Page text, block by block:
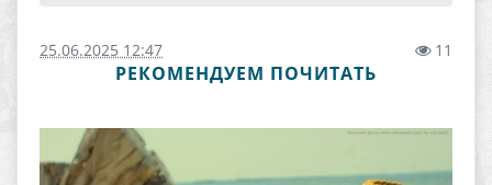
25.06.2025 12:47 11
РЕКОМЕНДУЕМ ПОЧИТАТЬ